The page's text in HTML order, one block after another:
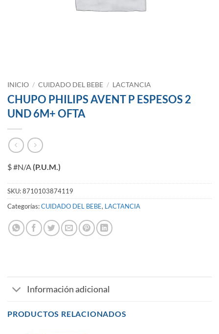
INICIO / CUIDADO DEL BEBE / LACTANCIA
CHUPO PHILIPS AVENT P ESPESOS 2
UND 6M+ OFTA
$ #N/A(P.U.M.)
SKU:8710103874119
Categorías:CUIDADO DEL BEBE, LACTANCIA
Información adicional
PRODUCTOS RELACIONADOS